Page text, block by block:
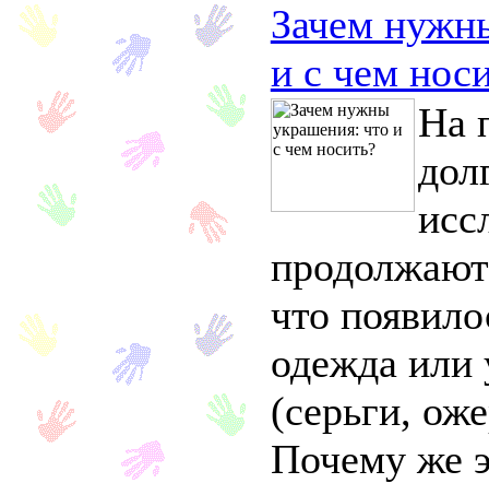
Зачем
и с чем
На
что
одежда или
(серьги,
Почему же